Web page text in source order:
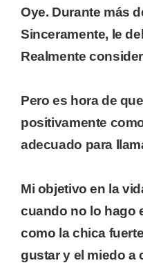
Oye. Durante más
Sinceramente, le
Realmente
Pero es hora de
positivamente
adecuado para
Mi objetivo en la
cuando no lo hago
como la chica
gustar y el miedo a